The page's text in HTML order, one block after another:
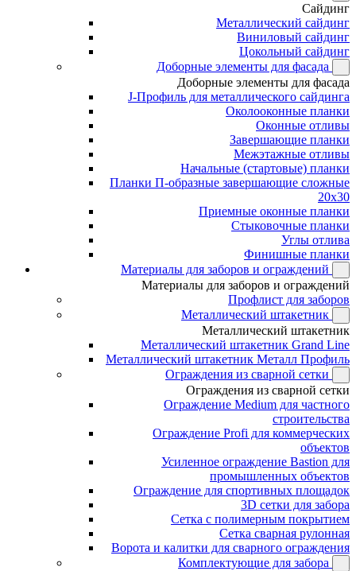
Сайдинг
Металлический сайдинг
Виниловый сайдинг
Цокольный сайдинг
Доборные элементы для фасада
Доборные элементы для фасада
J-Профиль для металлического сайдинга
Околооконные планки
Оконные отливы
Завершающие планки
Межэтажные отливы
Начальные (стартовые) планки
Планки П-образные завершающие сложные
20x30
Приемные оконные планки
Стыковочные планки
Углы отлива
Финишные планки
Материалы для заборов и ограждений
Материалы для заборов и ограждений
Профлист для заборов
Металлический штакетник
Металлический штакетник
Металлический штакетник Grand Line
Металлический штакетник Металл Профиль
Ограждения из сварной сетки
Ограждения из сварной сетки
Ограждение Medium для частного
строительства
Ограждение Profi для коммерческих
объектов
Усиленное ограждение Bastion для
промышленных объектов
Ограждение для спортивных площадок
3D сетки для забора
Сетка с полимерным покрытием
Сетка сварная рулонная
Ворота и калитки для сварного ограждения
Комплектующие для забора